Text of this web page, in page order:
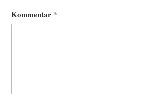
Kommentar *